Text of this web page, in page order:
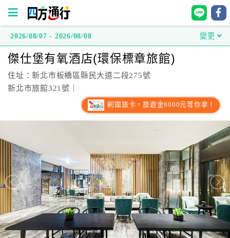
方
通
行
台
灣
訂
房
直
接
2026/08/07 - 2026/08/08 變更
傑仕堡有氧酒店(環保標章旅館)
住址：新北市板橋區縣民大道二段275號
新北市旅館321號｜
刷國旅卡，旅遊金8000元等你拿！